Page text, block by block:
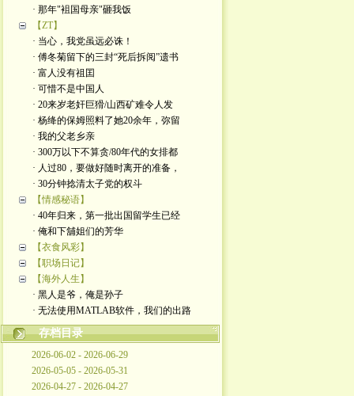
· 那年"袓国母亲"砸我饭
【ZT】
· 当心，我党虽远必诛！
· 傅冬菊留下的三封“死后拆阅”遗书
· 富人没有祖囯
· 可惜不是中国人
· 20来岁老奸巨猾/山西矿难令人发
· 杨绛的保姆照料了她20余年，弥留
· 我的父老乡亲
· 300万以下不算贪/80年代的女排都
· 人过80，要做好随时离开的准备，
· 30分钟捻清太子党的权斗
【情感秘语】
· 40年归来，第一批出国留学生已经
· 俺和下舖姐们的芳华
【衣食风彩】
【职场日记】
【海外人生】
· 黑人是爷，俺是孙子
· 无法使用MATLAB软件，我们的出路
存档目录
2026-06-02 - 2026-06-29
2026-05-05 - 2026-05-31
2026-04-27 - 2026-04-27